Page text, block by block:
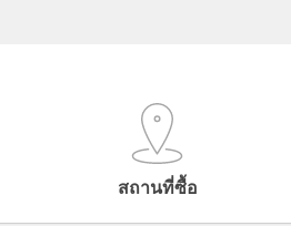
สถานที่ซื้อ